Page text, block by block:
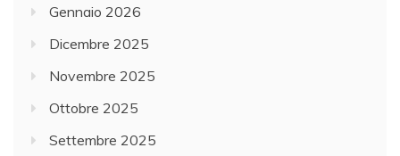
Gennaio 2026
Dicembre 2025
Novembre 2025
Ottobre 2025
Settembre 2025